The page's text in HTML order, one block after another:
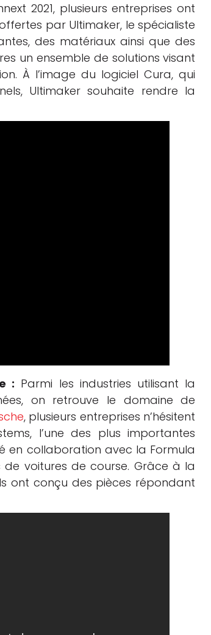
2021, plusieurs entreprises ont
par Ultimaker, le spécialiste
des matériaux ainsi que des
un ensemble de solutions visant
À l’image du logiciel Cura, qui
Ultimaker souhaite rendre la
: Parmi les industries utilisant la
on retrouve le domaine de
, plusieurs entreprises n’hésitent
l’une des plus importantes
en collaboration avec la Formula
voitures de course. Grâce à la
ont conçu des pièces répondant